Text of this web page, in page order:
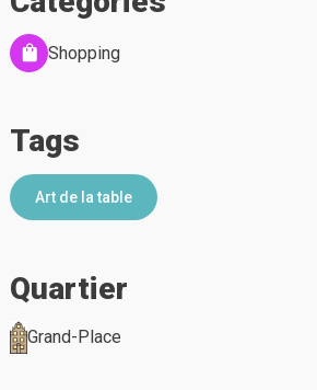
Shopping
Tags
Art de la table
Quartier
Grand-Place